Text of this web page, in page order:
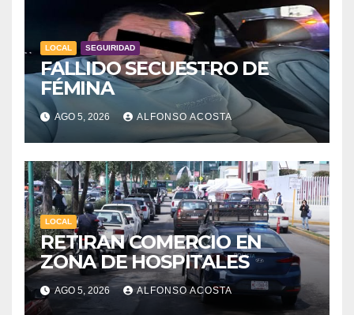
LOCAL SEGUIRIDAD
FALLIDO SECUESTRO DE
FÉMINA
AGO 5, 2026 ALFONSO ACOSTA
LOCAL
RETIRAN COMERCIO EN
ZONA DE HOSPITALES
AGO 5, 2026 ALFONSO ACOSTA